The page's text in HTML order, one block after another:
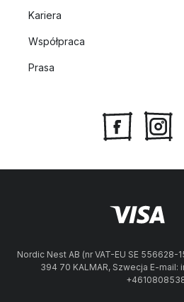
Kariera
Współpraca
Prasa
Nordic Nest AB (nr VAT-EU SE 556628-
394 70 KALMAR, Szwecja E-mail: